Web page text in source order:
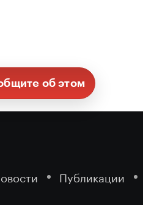
об этом
Публикации